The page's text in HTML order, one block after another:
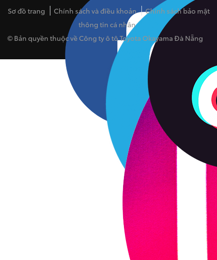
Sơ đồ trang Chính sách và điều khoản
Chính sách bảo mật
thông tin cá nhân
© Bản quyền thuộc về Công ty ô tô Toyota Okayama Đà Nẵng